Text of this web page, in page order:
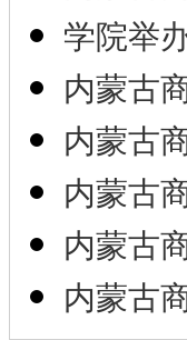
学院举
内蒙古
内蒙古
内蒙古
内蒙古
内蒙古